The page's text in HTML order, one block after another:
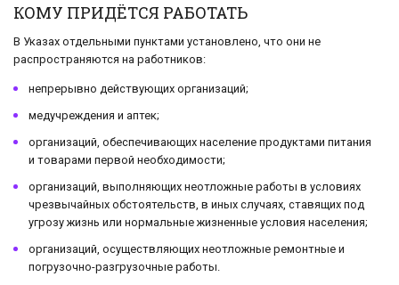
КОМУ ПРИДЁТСЯ РАБОТАТЬ
В Указах отдельными пунктами установлено, что они не
распространяются на работников:
непрерывно действующих организаций;
медучреждения и аптек;
организаций, обеспечивающих население продуктами питания
и товарами первой необходимости;
организаций, выполняющих неотложные работы в условиях
чрезвычайных обстоятельств, в иных случаях, ставящих под
угрозу жизнь или нормальные жизненные условия населения;
организаций, осуществляющих неотложные ремонтные и
погрузочно-разгрузочные работы.